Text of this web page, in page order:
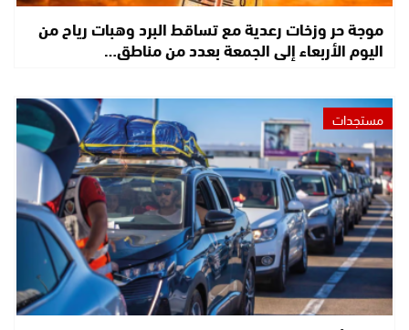
موجة حر وزخات رعدية مع تساقط البرد وهبات رياح من
اليوم الأربعاء إلى الجمعة بعدد من مناطق…
مستجدات